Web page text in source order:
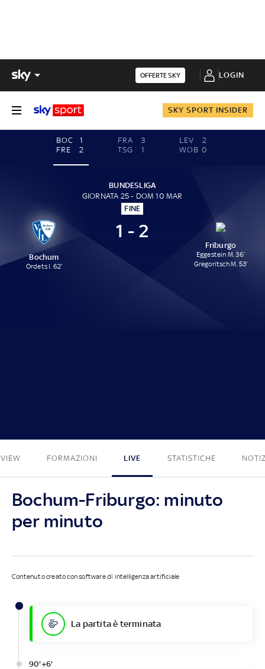
OFFERTE SKY LOGIN
SKY SPORT INSIDER
BOC
1
FRE
2
FRA
3
TSG
1
LEV
2
WOB 0
BUNDESLIGA
GIORNATA 25 - DOM 10 MAR
FINE
Bochum
Ordets I. 62'
1 - 2
Friburgo
Eggestein M. 36'
Gregoritsch M. 53'
FORMAZIONI LIVE STATISTICHE
Bochum-Friburgo: minuto
per minuto
Contenuto creato con software di intelligenza artificiale
La partita è terminata
90'+6'